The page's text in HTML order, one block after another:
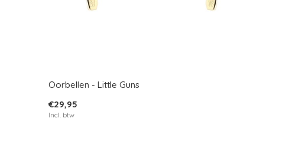
Oorbellen - Little Guns
€29,95
Incl. btw